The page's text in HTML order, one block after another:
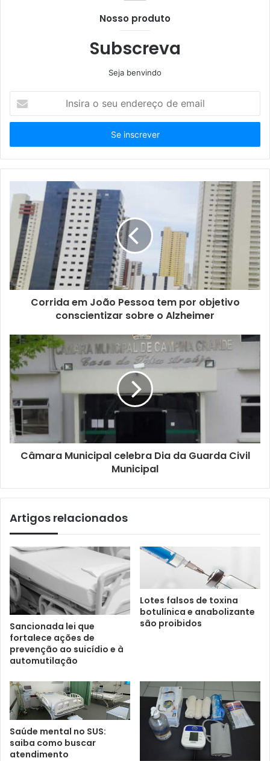
Nosso produto
Subscreva
Seja benvindo
seu
de
email
Corrida em João Pessoa tem por objetivo
conscientizar sobre o Alzheimer
Câmara Municipal celebra Dia da Guarda Civil
Municipal
Artigos relacionados
Sancionada lei que
fortalece ações de
prevenção ao suicídio e à
automutilação
Lotes falsos de toxina
botulínica e anabolizante
são proibidos
Saúde mental no SUS:
saiba como buscar
atendimento